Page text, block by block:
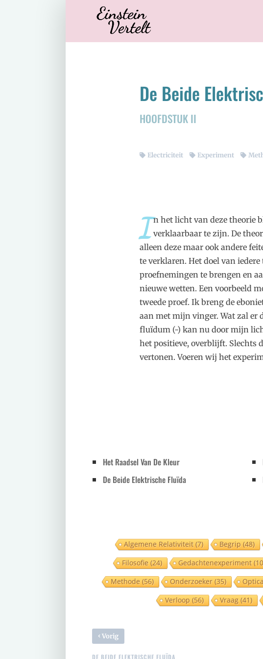
De Beide
HOOFDSTUK II
Electriciteit Experiment
In het licht van deze theorie
verklaarbaar te zijn. De
alleen deze maar ook andere
te verklaren. Het doel van
proefnemingen te brengen en
nieuwe wetten. Een voorbeeld
tweede proef. Ik breng de
aan met mijn vinger. Wat zal er
fluïdum (-) kan nu door mijn
het positieve, overblijft. Slechts
vertonen. Voeren wij het
Het Raadsel Van De Kleur
De Beide Elektrische Fluïda
Algemene Relativiteit(7) Begrip(48)
Filosofie(24) Gedachtenexperiment
Methode(56) Onderzoeker(35)
Verloop(56) Vraag(41)
‹ Vorig
DE BEIDE ELEKTRISCHE FLUÏDA